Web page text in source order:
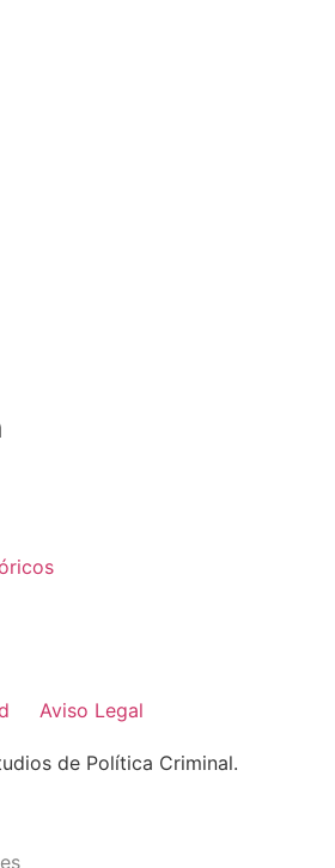
Aviso Legal
de Política Criminal.